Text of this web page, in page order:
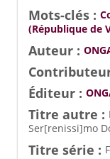
Mots-clés :
(République de
Auteur :
Éditeur :
Titre autre :
Ser[renissi]mo
Titre série :